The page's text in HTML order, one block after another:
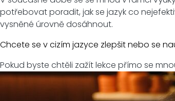
potřebovat poradit, jak se jazyk co
vysněné úrovně dosáhnout.
Chcete se v cizím jazyce zlepšit nebo se
Pokud byste chtěli zažít lekce přímo se